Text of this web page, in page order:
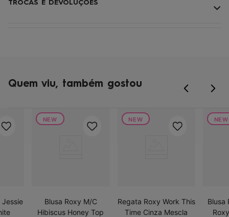
TROCAS E DEVOLUÇÕES
Quem viu, também gostou
Jessie
NEW
Blusa Roxy M/C
Hibiscus Honey Top
NEW
Regata Roxy Work This
Time Cinza Mescla
NEW
Blusa